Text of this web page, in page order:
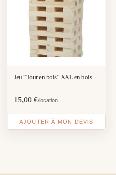
Jeu “Tour en bois” XXL en bois
15,00€/location
AJOUTER À MON DEVIS